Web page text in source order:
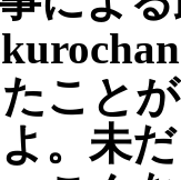
こと
。未